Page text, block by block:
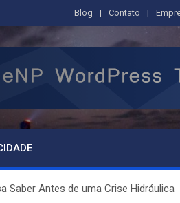
Blog Contato
Saber Antes de uma Crise Hidráulica